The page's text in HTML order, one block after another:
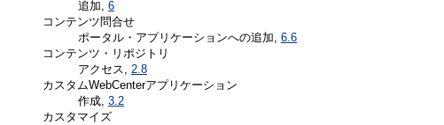
追加, 6
コンテンツ問合せ
ポータル・アプリケーションへの追加, 6.6
コンテンツ・リポジトリ
アクセス, 2.8
カスタムWebCenterアプリケーション
作成, 3.2
カスタマイズ